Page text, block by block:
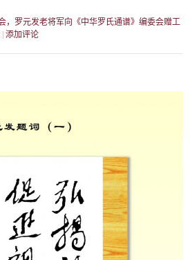
，罗元发老将军向《中华罗氏通谱》编委会赠工
添加评论